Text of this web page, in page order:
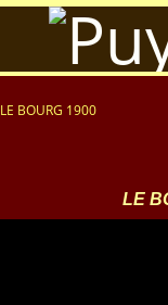
LE BOURG 1900
LE